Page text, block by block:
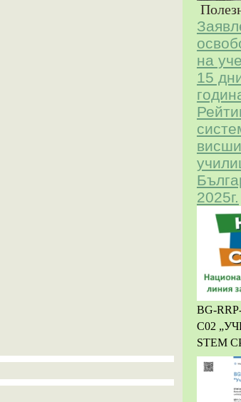
на
15
2025г.
BG-
С02
STEM